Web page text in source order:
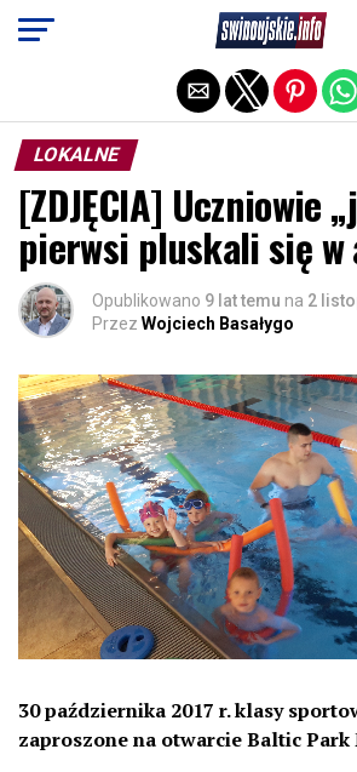
LOKALNE
[ZDJĘCIA] Uczniowie
pierwsi pluskali się w
Opublikowano 9 lat temu na 2
Przez Wojciech Basałygo
30 października 2017 r. klasy
zaproszone na otwarcie Baltic
Exit mobile version